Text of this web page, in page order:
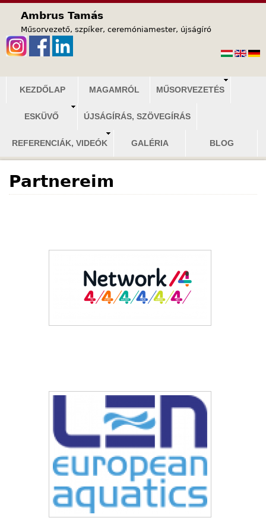
Ambrus Tamás
Műsorvezető, szpíker, ceremóniamester, újságíró
n
ü
KEZDŐLAP MAGAMRÓL MŰSORVEZETÉS
ESKÜVŐ ÚJSÁGÍRÁS, SZÖVEGÍRÁS
REFERENCIÁK, VIDEÓK GALÉRIA BLOG
Partnereim